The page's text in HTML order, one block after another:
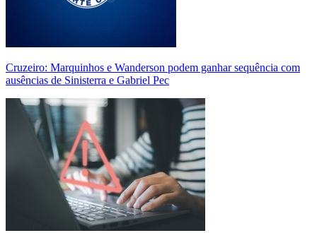
Cruzeiro: Marquinhos e Wanderson podem ganhar sequência com
ausências de Sinisterra e Gabriel Pec